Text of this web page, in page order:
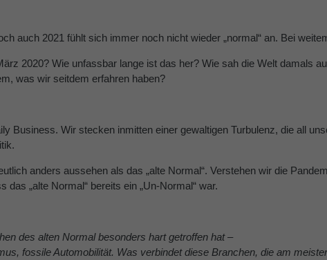
auch 2021 fühlt sich immer noch nicht wieder „normal“ an. Bei
2020? Wie unfassbar lange ist das her? Wie sah die Welt damals
was wir seitdem erfahren haben?
Business. Wir stecken inmitten einer gewaltigen Turbulenz, die all
anders aussehen als das „alte Normal“. Verstehen wir die
„alte Normal“ bereits ein „Un-Normal“ war.
des alten Normal besonders hart getroffen hat –
fossile Automobilität. Was verbindet diese Branchen, die am